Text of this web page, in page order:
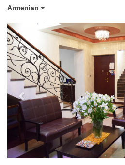
Armenian
Previous